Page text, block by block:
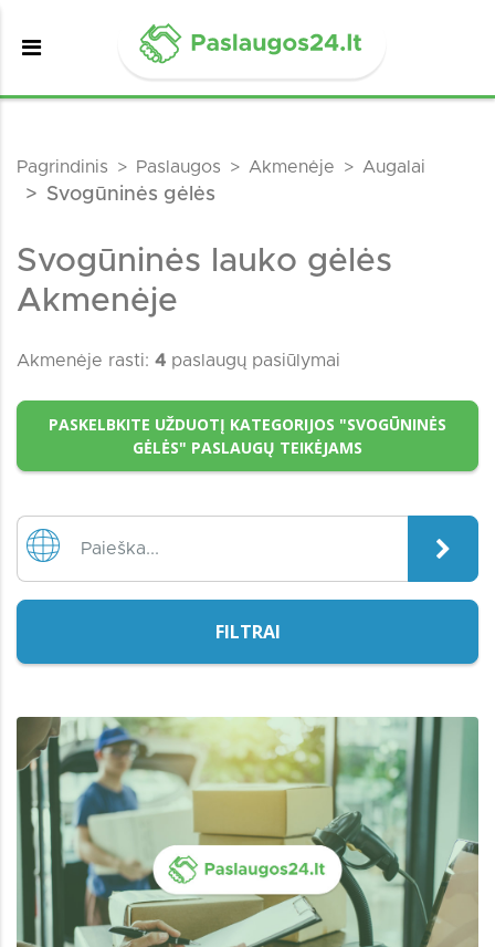
Pagrindinis Paslaugos Akmenėje Augalai
Svogūninės gėlės
Svogūninės lauko gėlės
Akmenėje
Akmenėje rasti: 4 paslaugų pasiūlymai
PASKELBKITE UŽDUOTĮ KATEGORIJOS "SVOGŪNINĖS
GĖLĖS" PASLAUGŲ TEIKĖJAMS
FILTRAI